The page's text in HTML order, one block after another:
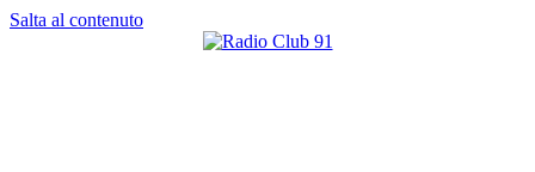
Salta al contenuto